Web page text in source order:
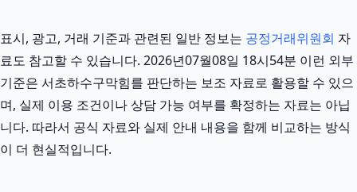
표시, 광고, 거래 기준과 관련된 일반 정보는 공정거래위원회 자
료도 참고할 수 있습니다. 2026년07월08일 18시54분 이런 외부
기준은 서초하수구막힘를 판단하는 보조 자료로 활용할 수 있으
며, 실제 이용 조건이나 상담 가능 여부를 확정하는 자료는 아닙
니다. 따라서 공식 자료와 실제 안내 내용을 함께 비교하는 방식
이 더 현실적입니다.